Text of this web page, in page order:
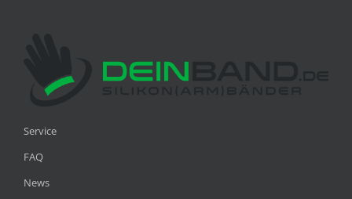
Service
FAQ
News